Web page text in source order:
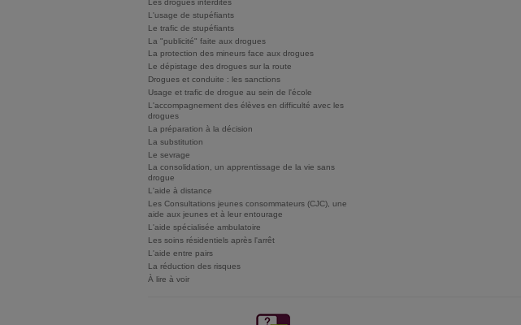
Les drogues interdites
L'usage de stupéfiants
Le trafic de stupéfiants
La "publicité" faite aux drogues
La protection des mineurs face aux drogues
Le dépistage des drogues sur la route
Drogues et conduite : les sanctions
Usage et trafic de drogue au sein de l'école
L'accompagnement des élèves en difficulté avec les
drogues
La préparation à la décision
La substitution
Le sevrage
La consolidation, un apprentissage de la vie sans
drogue
L'aide à distance
Les Consultations jeunes consommateurs (CJC), une
aide aux jeunes et à leur entourage
L'aide spécialisée ambulatoire
Les soins résidentiels après l'arrêt
L'aide entre pairs
La réduction des risques
À lire à voir